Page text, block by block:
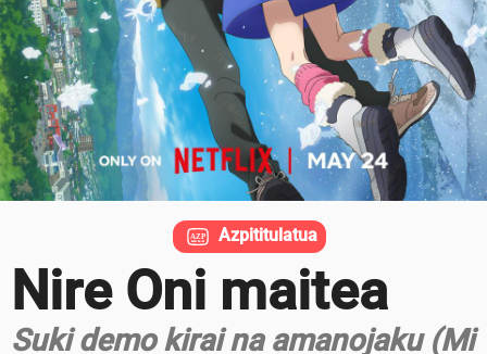
Nire Oni maitea
Suki demo kirai na amanojaku (Mi
Azpititulatua